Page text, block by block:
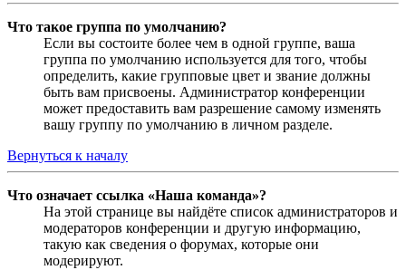
Что такое группа по умолчанию?
Если вы состоите более чем в одной группе, ваша
группа по умолчанию используется для того, чтобы
определить, какие групповые цвет и звание должны
быть вам присвоены. Администратор конференции
может предоставить вам разрешение самому изменять
вашу группу по умолчанию в личном разделе.
Вернуться к началу
Что означает ссылка «Наша команда»?
На этой странице вы найдёте список администраторов и
модераторов конференции и другую информацию,
такую как сведения о форумах, которые они
модерируют.